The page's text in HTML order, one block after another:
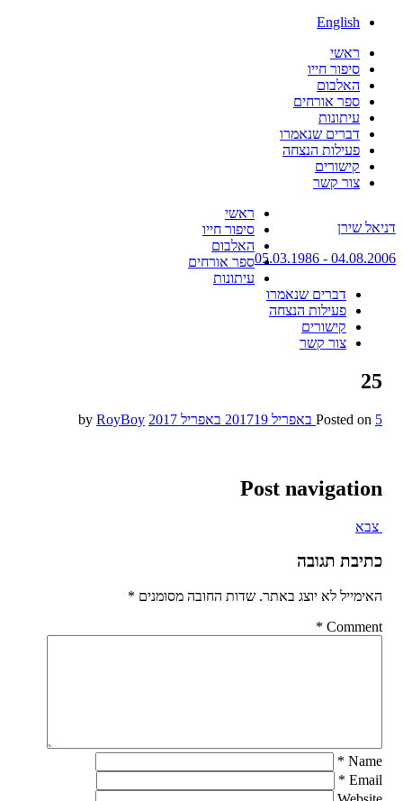
English
ראשי
סיפור חייו
האלבום
ספר אורחים
עיתונות
דברים שנאמרו
פעילות הנצחה
קישורים
צור קשר
דניאל שירן
04.08.2006 - 05.03.1986
Skip
to
content
ראשי
סיפור חייו
האלבום
ספר אורחים
עיתונות
דברים שנאמרו
פעילות הנצחה
קישורים
צור קשר
25
Posted on 5 באפריל 2017 19 באפריל 2017 RoyBoy
Post navigation
צבא
כתיבת תגובה
האימייל לא יוצג באתר. שדות החובה מסומנים *
Comment
*
Name
*
Email
*